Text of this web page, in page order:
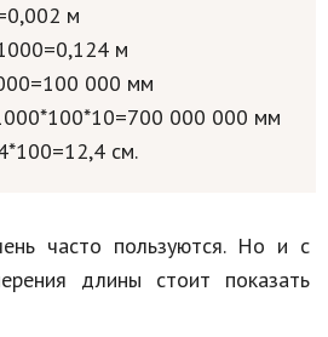
м
м
000 мм
000 000 мм
см.
часто пользуются. Но и с
длины стоит показать